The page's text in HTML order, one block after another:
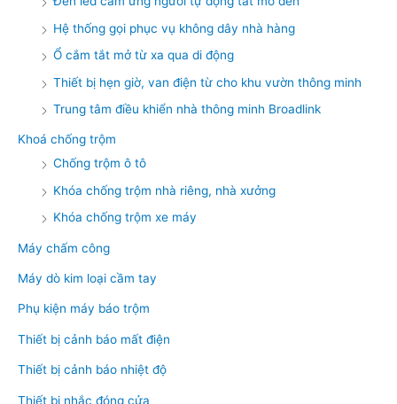
Hệ thống gọi phục vụ không dây nhà hàng
Ổ cắm tắt mở từ xa qua di động
Thiết bị hẹn giờ, van điện từ cho khu vườn thông minh
Trung tâm điều khiển nhà thông minh Broadlink
Khoá chống trộm
Chống trộm ô tô
Khóa chống trộm nhà riêng, nhà xưởng
Khóa chống trộm xe máy
Máy chấm công
Máy dò kim loại cầm tay
Phụ kiện máy báo trộm
Thiết bị cảnh báo mất điện
Thiết bị cảnh báo nhiệt độ
Thiết bị nhắc đóng cửa